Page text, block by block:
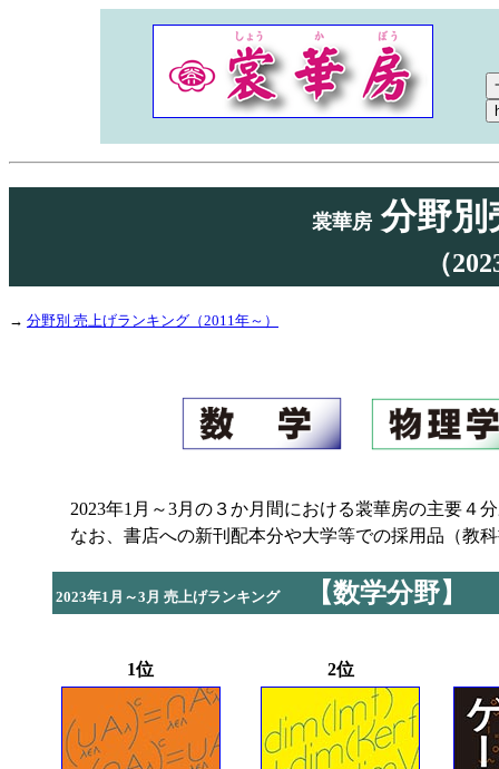
裳華房 分野
（
→ 分野別 売上げランキング（2011年～）
2023年1月～3月の３か月間における裳華房の主要４
なお、書店への新刊配本分や大学等での採用品（教
2023年1月～3月 売上げランキング 【数学分野】
1位 2位